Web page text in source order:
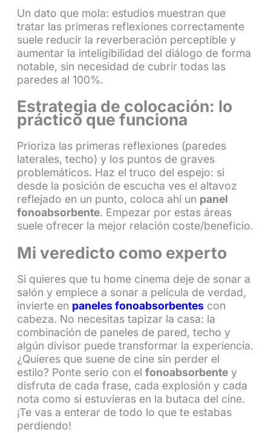
Un dato que mola: estudios muestran que
tratar las primeras reflexiones correctamente
suele reducir la reverberación perceptible y
aumentar la inteligibilidad del diálogo de forma
notable, sin necesidad de cubrir todas las
paredes al 100%.
Estrategia de colocación: lo
práctico que funciona
Prioriza las primeras reflexiones (paredes
laterales, techo) y los puntos de graves
problemáticos. Haz el truco del espejo: si
desde la posición de escucha ves el altavoz
reflejado en un punto, coloca ahí un panel
fonoabsorbente. Empezar por estas áreas
suele ofrecer la mejor relación coste/beneficio.
Mi veredicto como experto
Si quieres que tu home cinema deje de sonar a
salón y empiece a sonar a película de verdad,
invierte en paneles fonoabsorbentes con
cabeza. No necesitas tapizar la casa: la
combinación de paneles de pared, techo y
algún divisor puede transformar la experiencia.
¿Quieres que suene de cine sin perder el
estilo? Ponte serio con el fonoabsorbente y
disfruta de cada frase, cada explosión y cada
nota como si estuvieras en la butaca del cine.
¡Te vas a enterar de todo lo que te estabas
perdiendo!